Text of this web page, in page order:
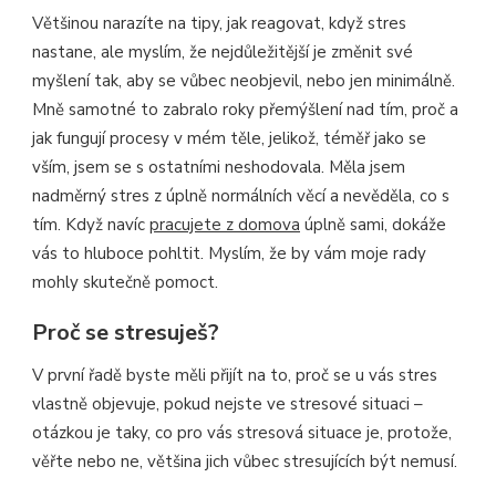
Většinou narazíte na tipy, jak reagovat, když stres
nastane, ale myslím, že nejdůležitější je změnit své
myšlení tak, aby se vůbec neobjevil, nebo jen minimálně.
Mně samotné to zabralo roky přemýšlení nad tím, proč a
jak fungují procesy v mém těle, jelikož, téměř jako se
vším, jsem se s ostatními neshodovala. Měla jsem
nadměrný stres z úplně normálních věcí a nevěděla, co s
tím. Když navíc pracujete z domova úplně sami, dokáže
vás to hluboce pohltit. Myslím, že by vám moje rady
mohly skutečně pomoct.
Proč se stresuješ?
V první řadě byste měli přijít na to, proč se u vás stres
vlastně objevuje, pokud nejste ve stresové situaci –
otázkou je taky, co pro vás stresová situace je, protože,
věřte nebo ne, většina jich vůbec stresujících být nemusí.